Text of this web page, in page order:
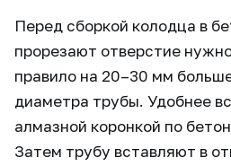
Перед сборкой колодца в
прорезают отверстие
правило на 20–30 мм
диаметра трубы. Удобнее
алмазной коронкой по
Затем трубу вставляют в